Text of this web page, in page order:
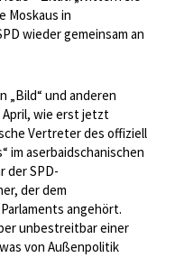
Moskaus in
wieder gemeinsam an
„Bild“ und anderen
April, wie erst jetzt
Vertreter des offiziell
im aserbaidschanischen
der SPD-
der dem
angehört.
unbestreitbar einer
von Außenpolitik